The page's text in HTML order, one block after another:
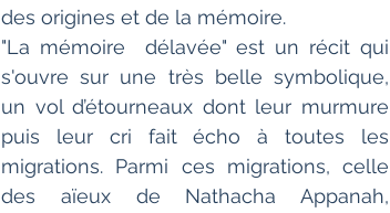
des origines et de la mémoire.
"La mémoire  délavée" est un récit qui
s'ouvre sur une très belle symbolique,
un vol d’étourneaux dont leur murmure
puis leur cri fait écho à toutes les
migrations. Parmi ces migrations, celle
des aïeux de Nathacha Appanah,